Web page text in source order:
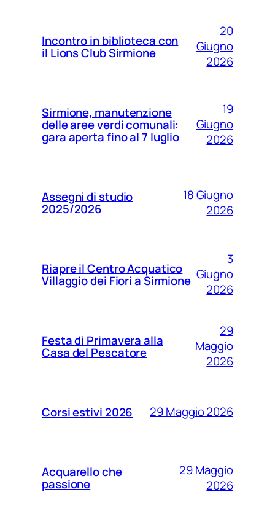
Incontro in biblioteca con
il Lions Club Sirmione
20
Giugno
2026
Sirmione, manutenzione
delle aree verdi comunali:
gara aperta fino al 7 luglio
19
Giugno
2026
Assegni di studio
2025/2026
18 Giugno
2026
Riapre il Centro Acquatico
Villaggio dei Fiori a Sirmione
3
Giugno
2026
Festa di Primavera alla
Casa del Pescatore
29
Maggio
2026
Corsi estivi 2026 29 Maggio 2026
Acquarello che
passione
29 Maggio
2026